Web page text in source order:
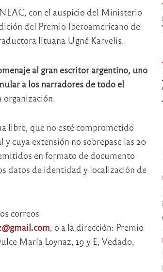
con el auspicio del Ministerio
del Premio Iberoamericano de
lituana Ugné Karvelis.
al gran escritor argentino, uno
a los narradores de todo el
organización.
libre, que no esté comprometido
cuya extensión no sobrepase las 20
en formato de documento
datos de identidad y localización de
correos
, o a la dirección: Premio
María Loynaz, 19 y E, Vedado,